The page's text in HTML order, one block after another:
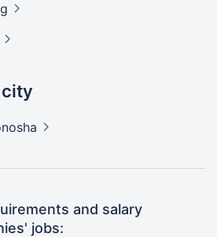
and salary
jobs: